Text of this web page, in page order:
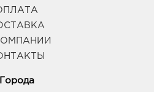
Города